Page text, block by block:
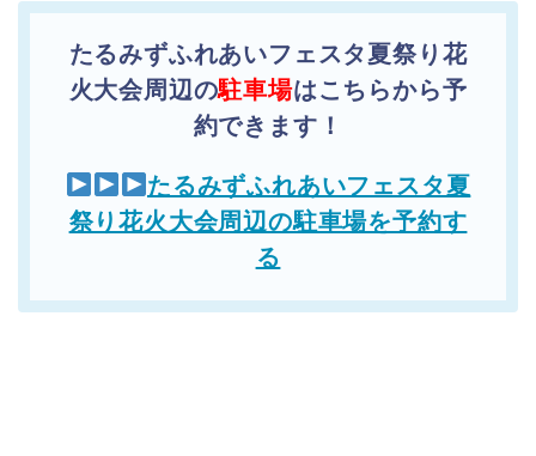
たるみずふれあいフェスタ夏祭り花
火大会周辺の駐車場はこちらから予
約できます！
たるみずふれあいフェスタ夏
祭り花火大会周辺の駐車場を予約す
る